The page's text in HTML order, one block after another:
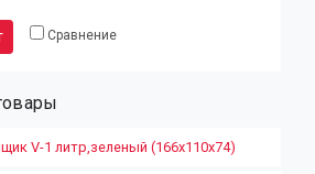
Сравнение
V-1 литр,зеленый (166х110х74)